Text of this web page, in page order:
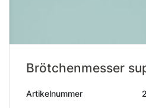
Brötchenmesser
Artikelnummer